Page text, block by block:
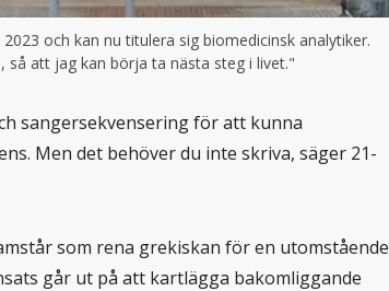
och kan nu titulera sig biomedicinsk analytiker.
att jag kan börja ta nästa steg i livet."
sangersekvensering för att kunna
Men det behöver du inte skriva, säger 21-
som rena grekiskan för en utomstående
går ut på att kartlägga bakomliggande